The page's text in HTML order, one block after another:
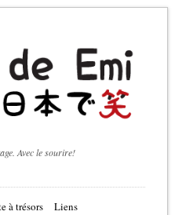
Avec le sourire!
à trésors Liens